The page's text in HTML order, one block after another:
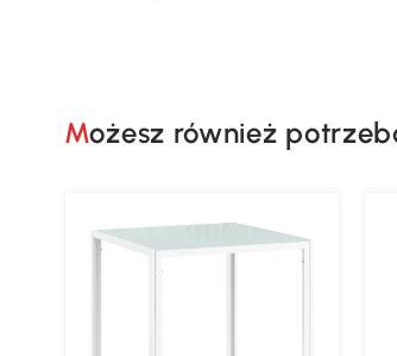
Możesz również